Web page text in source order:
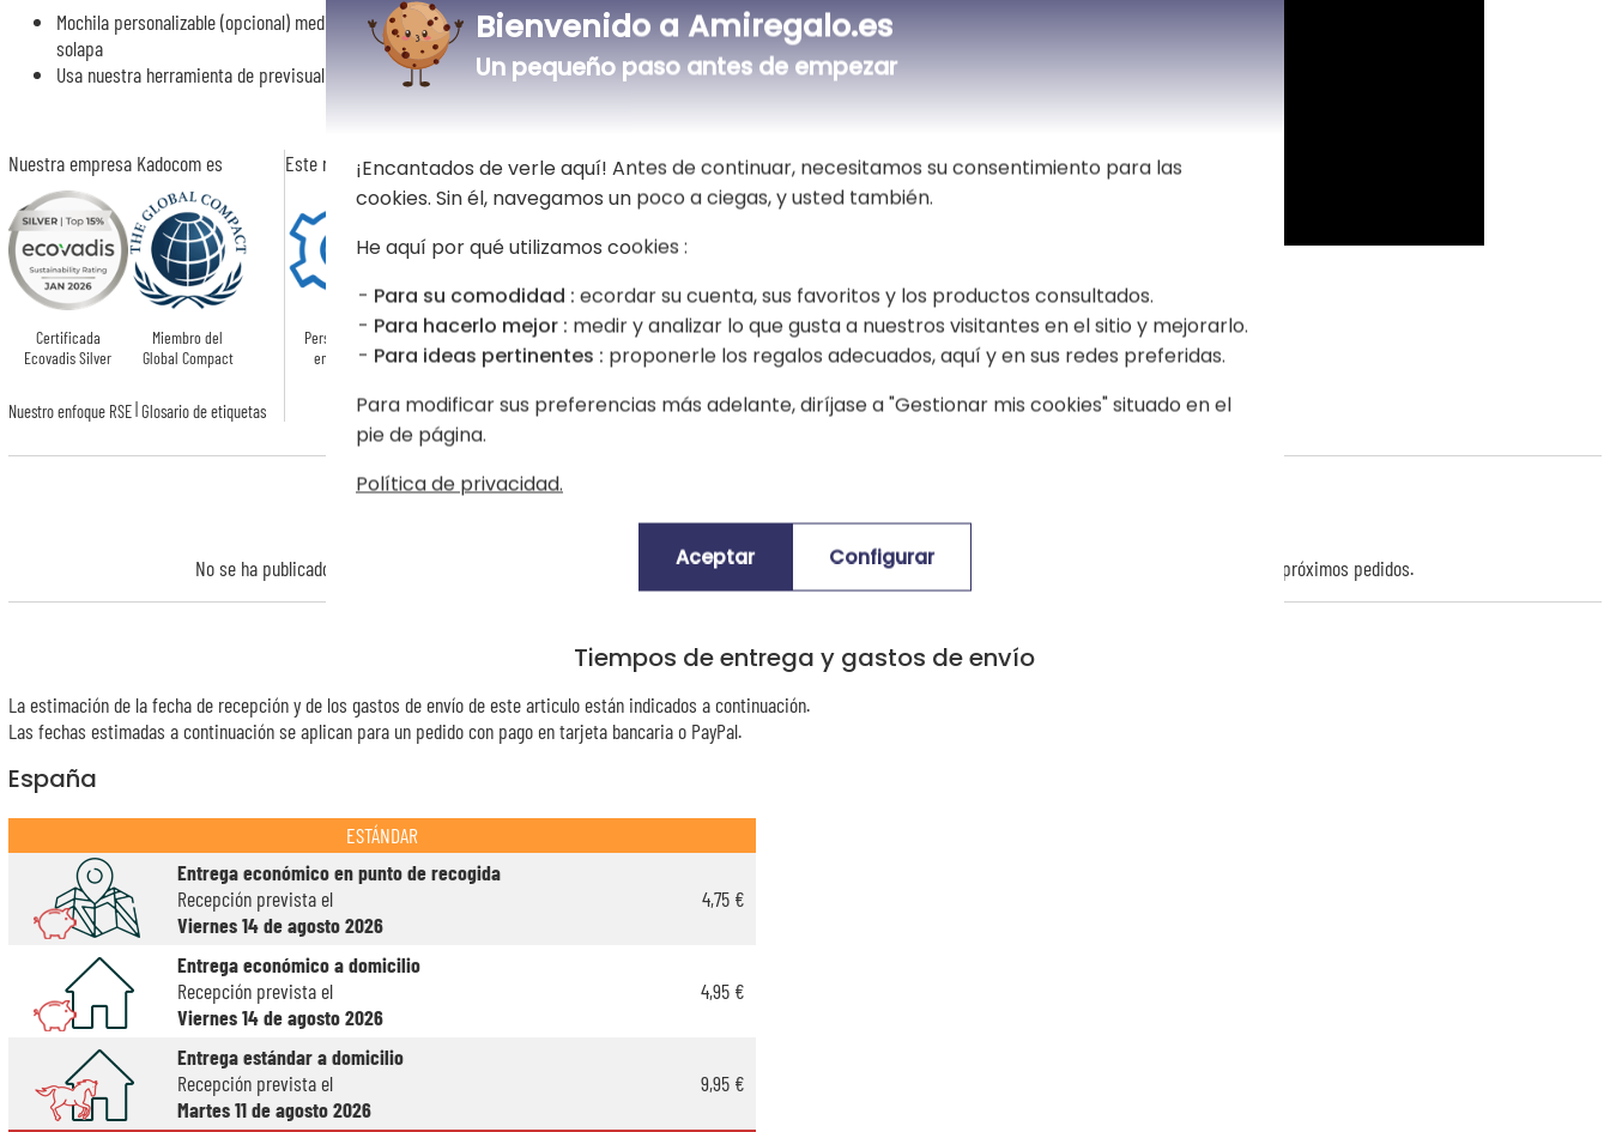
Mochila personalizable (opcional) mediante bordado de color gris, con el nombre de tu hijo, debajo de la
solapa
Usa nuestra herramienta de previsualización para elegir el nombre y la fuente
Nuestra empresa Kadocom es
Certificada
Ecovadis Silver
Miembro del
Global Compact
Nuestro enfoque RSE|Glosario de etiquetas
Este regalo es
Personalizado
en Francia
Reciclado
No se ha publicado ninguna opinión sobre este artículo hasta la fecha. Sé el primero en opinar sobre este producto y ganar puntos de para tus próximos pedidos.
Tiempos de entrega y gastos de envío
La estimación de la fecha de recepción y de los gastos de envío de este articulo están indicados a continuación.
Las fechas estimadas a continuación se aplican para un pedido con pago en tarjeta bancaria o PayPal.
España
ESTÁNDAR
Entrega económico en punto de recogida
Recepción prevista el
Viernes 14 de agosto 2026
4,75 €
Entrega económico a domicilio
Recepción prevista el
Viernes 14 de agosto 2026
4,95 €
Entrega estándar a domicilio
Recepción prevista el
Martes 11 de agosto 2026
9,95 €
Bienvenido a Amiregalo.es
Un pequeño paso antes de empezar
¡Encantados de verle aquí! Antes de continuar, necesitamos su consentimiento para las
cookies. Sin él, navegamos un poco a ciegas, y usted también.
He aquí por qué utilizamos cookies :
Para su comodidad : ecordar su cuenta, sus favoritos y los productos consultados.
Para hacerlo mejor : medir y analizar lo que gusta a nuestros visitantes en el sitio y mejorarlo.
Para ideas pertinentes : proponerle los regalos adecuados, aquí y en sus redes preferidas.
Para modificar sus preferencias más adelante, diríjase a "Gestionar mis cookies" situado en el
pie de página.
Política de privacidad.
Aceptar Configurar